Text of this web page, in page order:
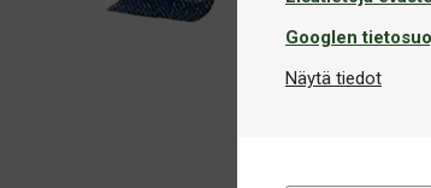
Googlen
Näytä tiedot